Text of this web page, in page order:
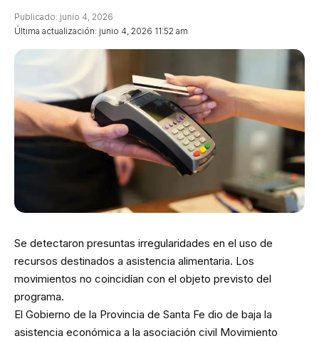
Última actualización: junio 4, 2026 11:52 am
Publicado: junio 4, 2026
Se detectaron presuntas irregularidades en el uso de
recursos destinados a asistencia alimentaria. Los
movimientos no coincidían con el objeto previsto del
programa.
El Gobierno de la Provincia de Santa Fe dio de baja la
asistencia económica a la asociación civil Movimiento